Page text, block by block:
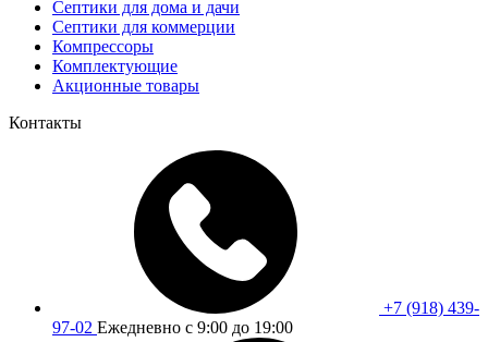
Септики для дома и дачи
Септики для коммерции
Компрессоры
Комплектующие
Акционные товары
Контакты
+7 (918) 439-
97-02 Ежедневно с 9:00 до 19:00